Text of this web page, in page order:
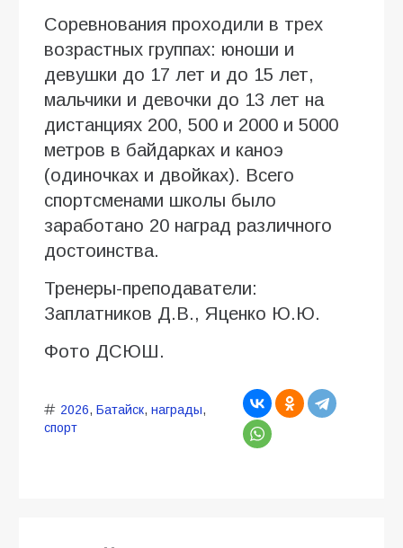
Соревнования проходили в трех
возрастных группах: юноши и
девушки до 17 лет и до 15 лет,
мальчики и девочки до 13 лет на
дистанциях 200, 500 и 2000 и 5000
метров в байдарках и каноэ
(одиночках и двойках). Всего
спортсменами школы было
заработано 20 наград различного
достоинства.
Тренеры-преподаватели:
Заплатников Д.В., Яценко Ю.Ю.
Фото ДСЮШ.
2026, Батайск, награды,
спорт